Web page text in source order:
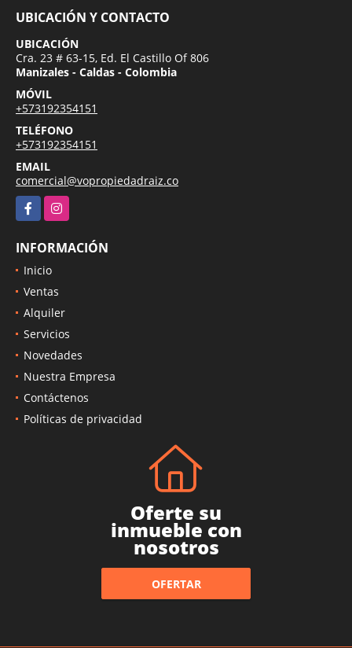
UBICACIÓN Y CONTACTO
UBICACIÓN
Cra. 23 # 63-15, Ed. El Castillo Of 806
Manizales - Caldas - Colombia
MÓVIL
+573192354151
TELÉFONO
+573192354151
EMAIL
comercial@vopropiedadraiz.co
FacebookInstagram
INFORMACIÓN
Inicio
Ventas
Alquiler
Servicios
Novedades
Nuestra Empresa
Contáctenos
Políticas de privacidad
Oferte su
inmueble con
nosotros
OFERTAR